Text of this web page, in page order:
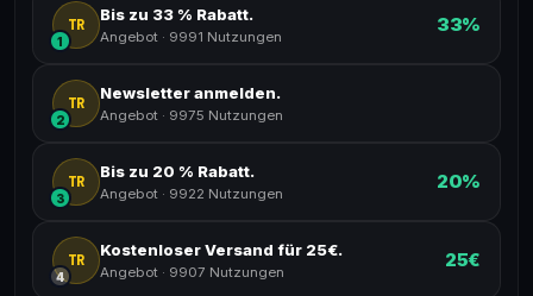
TR
1
Bis zu 33 % Rabatt.
Angebot · 9991 Nutzungen
33%
TR
2
Newsletter anmelden.
Angebot · 9975 Nutzungen
TR
3
Bis zu 20 % Rabatt.
Angebot · 9922 Nutzungen
20%
TR
4
Kostenloser Versand für 25€.
Angebot · 9907 Nutzungen
25€